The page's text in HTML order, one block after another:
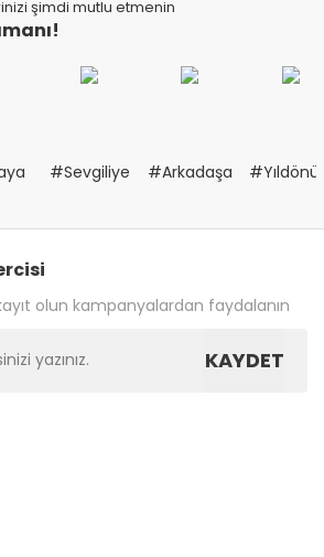
şimdi mutlu etmenin
#Sevgiliye #Arkadaşa
olun kampanyalardan faydalanın
KAYDET